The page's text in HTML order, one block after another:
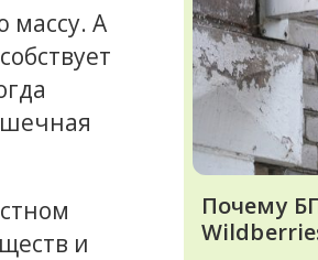
массу. А
и
Почему